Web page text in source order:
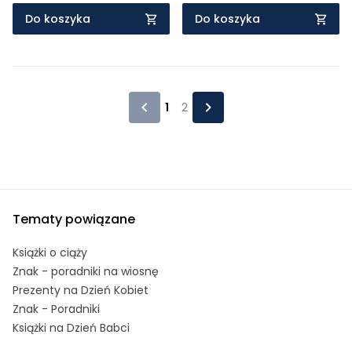
Do koszyka Do koszyka
1 2
Tematy powiązane
Książki o ciąży
Znak - poradniki na wiosnę
Prezenty na Dzień Kobiet
Znak - Poradniki
Książki na Dzień Babci